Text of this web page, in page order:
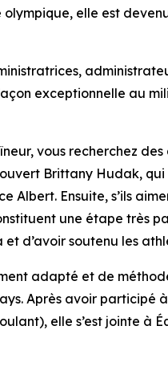
elle est
exceptionnelle au
vous recherchez
Brittany Hudak,
Albert. Ensuite, s’ils
une étape très
d’avoir soutenu les
adapté et de
Après avoir participé
elle s’est jointe à